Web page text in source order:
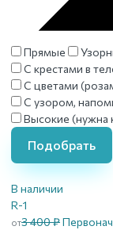
Прямые
С крестами в
С цветами
С узором,
Высокие (нужна
Подобрать
В наличии
R-1
от3 400₽